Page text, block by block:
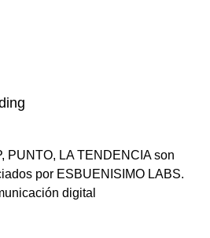
, PUNTO, LA TENDENCIAson
por ESBUENISIMO LABS.
digital